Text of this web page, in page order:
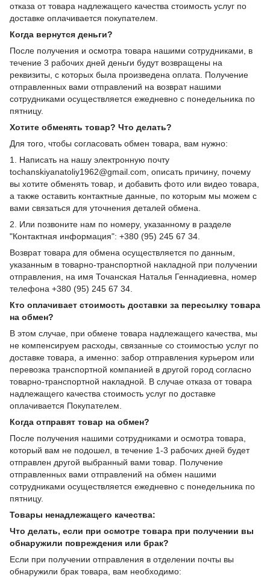
отказа от товара надлежащего качества стоимость услуг по
доставке оплачивается покупателем.
Когда вернутся деньги?
После получения и осмотра товара нашими сотрудниками, в
течение 3 рабочих дней деньги будут возвращены на
реквизиты, с которых была произведена оплата. Получение
отправленных вами отправлений на возврат нашими
сотрудниками осуществляется ежедневно с понедельника по
пятницу.
Хотите обменять товар? Что делать?
Для того, чтобы согласовать обмен товара, вам нужно:
1. Написать на нашу электронную почту
tochanskiyanatoliy1962@gmail.com, описать причину, почему
вы хотите обменять товар, и добавить фото или видео товара,
а также оставить контактные данные, по которым мы можем с
вами связаться для уточнения деталей обмена.
2. Или позвоните нам по номеру, указанному в разделе
"Контактная информация": +380 (95) 245 67 34.
Возврат товара для обмена осуществляется по данным,
указанным в товарно-транспортной накладной при получении
отправления, на имя Точанская Наталья Геннадиевна, номер
телефона +380 (95) 245 67 34.
Кто оплачивает стоимость доставки за пересылку товара
на обмен?
В этом случае, при обмене товара надлежащего качества, мы
не компенсируем расходы, связанные со стоимостью услуг по
доставке товара, а именно: забор отправления курьером или
перевозка транспортной компанией в другой город согласно
товарно-транспортной накладной. В случае отказа от товара
надлежащего качества стоимость услуг по доставке
оплачивается Покупателем.
Когда отправят товар на обмен?
После получения нашими сотрудниками и осмотра товара,
который вам не подошел, в течение 1-3 рабочих дней будет
отправлен другой выбранный вами товар. Получение
отправленных вами отправлений на обмен нашими
сотрудниками осуществляется ежедневно с понедельника по
пятницу.
Товары ненадлежащего качества:
Что делать, если при осмотре товара при получении вы
обнаружили повреждения или брак?
Если при получении отправления в отделении почты вы
обнаружили брак товара, вам необходимо: